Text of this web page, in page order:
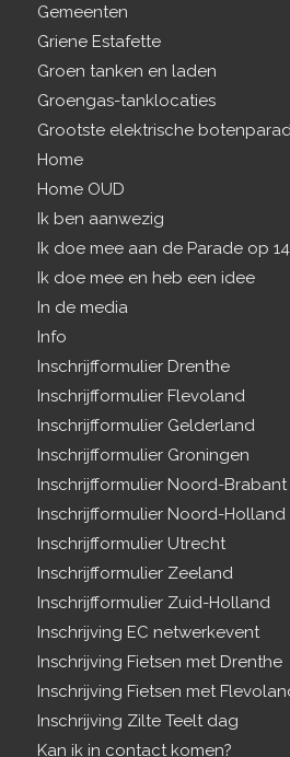
Gemeenten
Griene Estafette
Groen tanken en laden
Groengas-tanklocaties
Grootste elektrische
Home
Home OUD
Ik ben aanwezig
Ik doe mee aan de Parade op 14
Ik doe mee en heb een idee
In de media
Info
Inschrijfformulier Drenthe
Inschrijfformulier Flevoland
Inschrijfformulier Gelderland
Inschrijfformulier Groningen
Inschrijfformulier Noord-Brabant
Inschrijfformulier Noord-Holland
Inschrijfformulier Utrecht
Inschrijfformulier Zeeland
Inschrijfformulier Zuid-Holland
Inschrijving EC netwerkevent
Inschrijving Fietsen met Drenthe
Inschrijving Fietsen met
Inschrijving Zilte Teelt dag
Kan ik in contact komen?